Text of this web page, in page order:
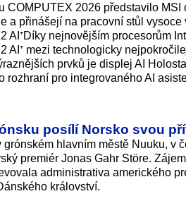
COMPUTEX 2026 představilo
a přinášejí na pracovní stůl
AI⁺Díky nejnovějším procesorům
AI⁺ mezi technologicky
prvků je displej AI
rozhraní pro integrovaného AI
posílí Norsko svou
hlavním městě Nuuku, v
premiér Jonas Gahr Störe.
administrativa amerického
království.